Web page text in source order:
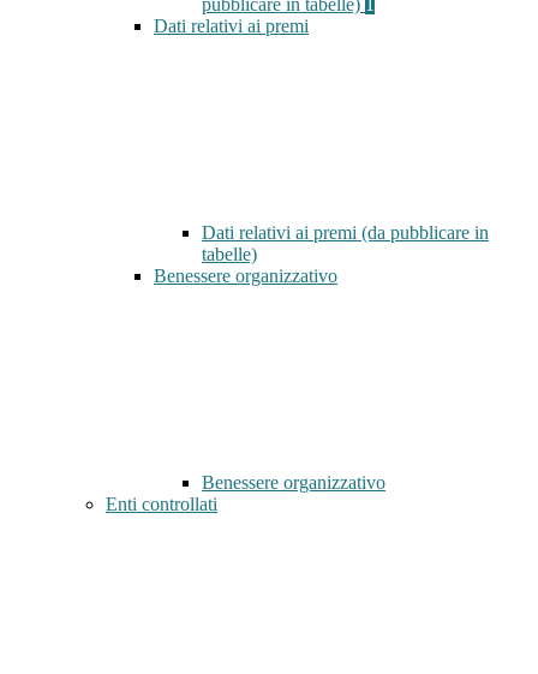
pubblicare in tabelle)
Dati relativi ai premi
Dati relativi ai premi (da pubblicare in
tabelle)
Benessere organizzativo
Benessere organizzativo
Enti controllati